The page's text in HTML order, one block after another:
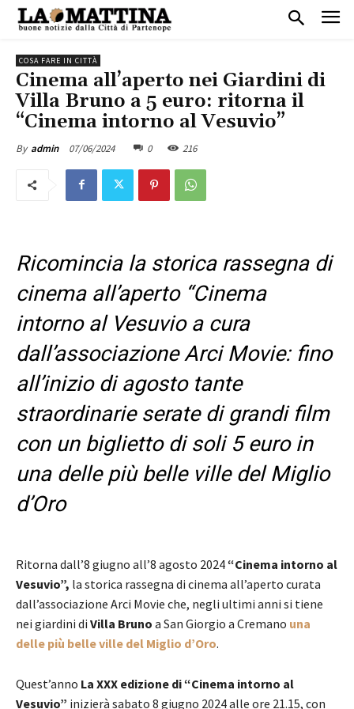
COSA FARE IN CITTÀ
Cinema all’aperto nei Giardini di
Villa Bruno a 5 euro: ritorna il
“Cinema intorno al Vesuvio”
By admin 07/06/2024 0 216
Ricomincia la storica rassegna di
cinema all’aperto “Cinema
intorno al Vesuvio a cura
dall’associazione Arci Movie: fino
all’inizio di agosto tante
straordinarie serate di grandi film
con un biglietto di soli 5 euro in
una delle più belle ville del Miglio
d’Oro
Ritorna dall’8 giugno all’8 agosto 2024“Cinema intorno al
Vesuvio”, la storica rassegna di cinema all’aperto curata
dall’associazione Arci Movie che, negli ultimi anni si tiene
nei giardini di Villa Bruno a San Giorgio a Cremano una
delle più belle ville del Miglio d’Oro.
Quest’anno La XXX edizione di“Cinema intorno al
Vesuvio” inizierà sabato 8 giugno 2024 alle ore 21.15, con